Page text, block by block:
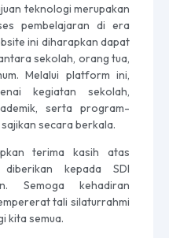
teknologi merupakan
pembelajaran di era
ini diharapkan dapat
sekolah, orang tua,
Melalui platform ini,
kegiatan sekolah,
serta program-
secara berkala.
terima kasih atas
kepada SDI
Semoga kehadiran
tali silaturrahmi
kita semua.